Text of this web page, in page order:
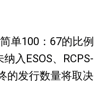
单100：67的比例
入ESOS、RCPS-
的发行数量将取决